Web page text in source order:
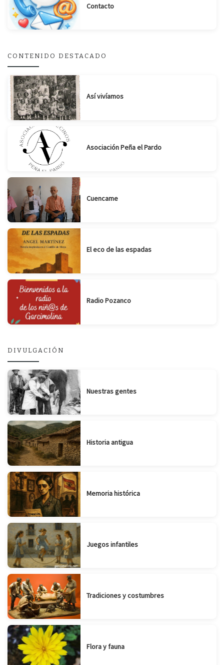
Contacto
CONTENIDO DESTACADO
Así vivíamos
Asociación Peña el Pardo
Cuencame
El eco de las espadas
Radio Pozanco
DIVULGACIÓN
Nuestras gentes
Historia antigua
Memoria histórica
Juegos infantiles
Tradiciones y costumbres
Flora y fauna